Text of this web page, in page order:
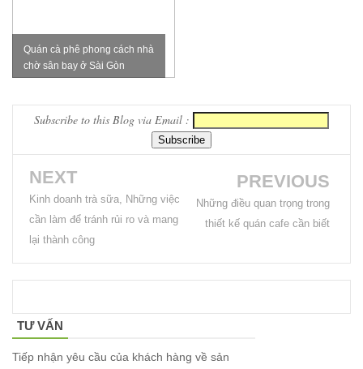
nhung xanh
rêu, xanh
coban tiếp
Quán cà phê phong cách nhà
chờ sân bay ở Sài Gòn
Subscribe to this Blog via Email :
NEXT
Kinh doanh trà sữa, Những việc
cần làm để tránh rủi ro và mang
lại thành công
PREVIOUS
Những điều quan trọng trong
thiết kế quán cafe cần biết
TƯ VẤN
Tiếp nhận yêu cầu của khách hàng về sản